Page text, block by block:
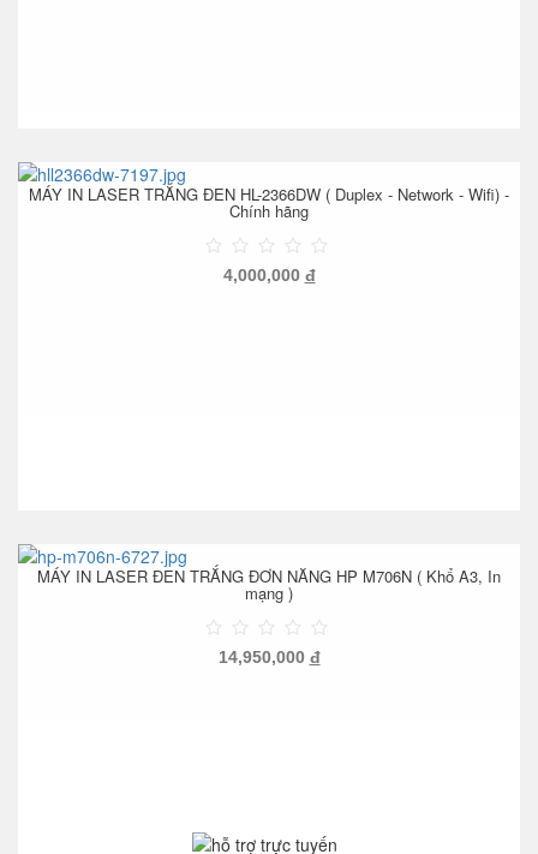
MÁY IN LASER TRẮNG ĐEN HL-2366DW ( Duplex - Network - Wifi) -
Chính hãng
4,000,000 đ
MÁY IN LASER ĐEN TRẮNG ĐƠN NĂNG HP M706N ( Khổ A3, In
mạng )
14,950,000 đ